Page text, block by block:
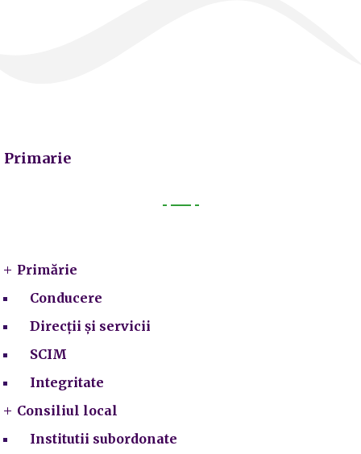
Primarie
Primărie
Conducere
Direcții și servicii
SCIM
Integritate
Consiliul local
Institutii subordonate